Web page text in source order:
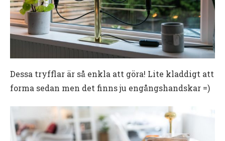
Dessa tryfflar är så enkla att göra! Lite kladdigt att
forma sedan men det finns ju engångshandskar =)